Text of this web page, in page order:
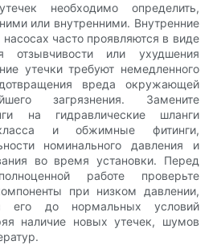
необходимо определить,
или внутренними. Внутренние
часто проявляются в виде
отзывчивости или ухудшения
утечки требуют немедленного
вреда окружающей
загрязнения. Замените
на гидравлические шланги
класса и обжимные фитинги,
номинального давления и
во время установки. Перед
работе проверьте
при низком давлении,
его до нормальных условий
наличие новых утечек, шумов